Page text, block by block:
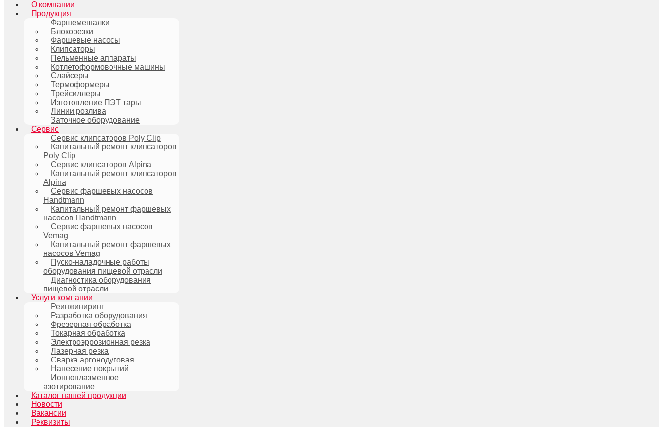
О компании
Продукция
Фаршемешалки
Блокорезки
Фаршевые насосы
Клипсаторы
Пельменные аппараты
Котлетоформовочные машины
Слайсеры
Термоформеры
Трейсиллеры
Изготовление ПЭТ тары
Линии розлива
Заточное оборудование
Сервис
Сервис клипсаторов Poly Clip
Капитальный ремонт клипсаторов
Poly Clip
Сервис клипсаторов Alpina
Капитальный ремонт клипсаторов
Alpina
Сервис фаршевых насосов
Handtmann
Капитальный ремонт фаршевых
насосов Handtmann
Сервис фаршевых насосов
Vemag
Капитальный ремонт фаршевых
насосов Vemag
Пуско-наладочные работы
оборудования пищевой отрасли
Диагностика оборудования
пищевой отрасли
Услуги компании
Реинжиниринг
Разработка оборудования
Фрезерная обработка
Токарная обработка
Электроэррозионная резка
Лазерная резка
Сварка аргонодуговая
Нанесение покрытий
Ионноплазменное
азотирование
Каталог нашей продукции
Новости
Вакансии
Реквизиты